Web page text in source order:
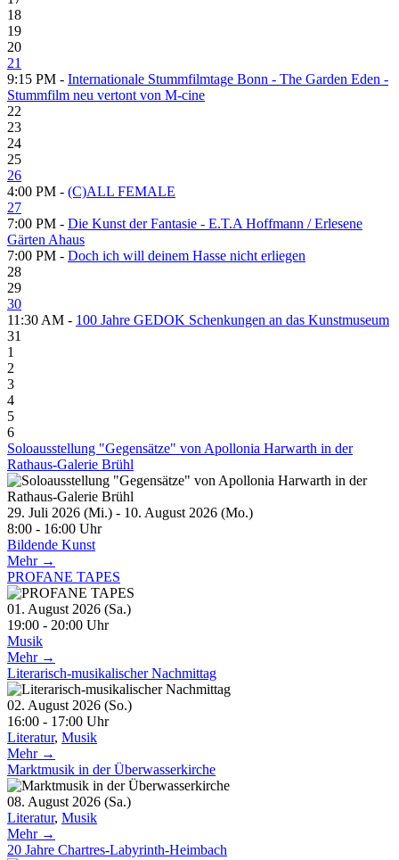
18
19
20
21
9:15 PM - Internationale Stummfilmtage Bonn - The Garden Eden -
Stummfilm neu vertont von M-cine
22
23
24
25
26
4:00 PM - (C)ALL FEMALE
27
7:00 PM - Die Kunst der Fantasie - E.T.A Hoffmann / Erlesene
Gärten Ahaus
7:00 PM - Doch ich will deinem Hasse nicht erliegen
28
29
30
11:30 AM - 100 Jahre GEDOK Schenkungen an das Kunstmuseum
31
1
2
3
4
5
6
Soloausstellung "Gegensätze" von Apollonia Harwarth in der
Rathaus-Galerie Brühl
29. Juli 2026 (Mi.) - 10. August 2026 (Mo.)
8:00 - 16:00 Uhr
Bildende Kunst
Mehr →
PROFANE TAPES
01. August 2026 (Sa.)
19:00 - 20:00 Uhr
Musik
Mehr →
Literarisch-musikalischer Nachmittag
02. August 2026 (So.)
16:00 - 17:00 Uhr
Literatur, Musik
Mehr →
Marktmusik in der Überwasserkirche
08. August 2026 (Sa.)
Literatur, Musik
Mehr →
20 Jahre Chartres-Labyrinth-Heimbach